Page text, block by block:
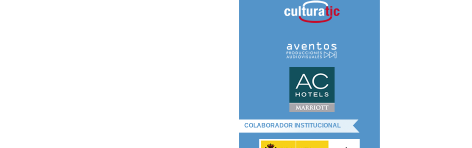
COLABORADOR INSTITUCIONAL